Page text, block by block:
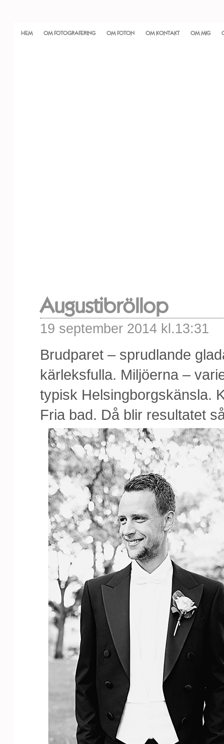
HEM OM FOTOGRAFERING OM FOTON OM KONTAKT OM MIG
Augustibröllop
19 september 2014 kl.13:31
Brudparet – sprudlande
kärleksfulla. Miljöerna –
typisk Helsingborgskänsla.
Fria bad. Då blir resultatet